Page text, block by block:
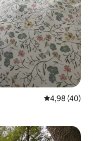
Prosječna
4,98 (40)